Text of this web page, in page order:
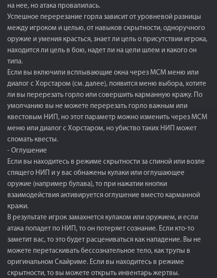
на нее, но атака провалилась.
Успешное перерезание горла зависит от уровневой разницы
между игроком и целью, от навыков скрытности, одноручного
оружие и умения красться, знает ли цель о присутствии игрока,
находится ли цель в бою, надет ли на цели шлем и какого он
типа.
Если вы включили всплывающие окна через МСМ меню или
диалог с Хорстаром (см. далее), появится меню выбора, хотите
ли вы перерезать горло или совершить карманную кражу. По
умолчанию вы не можете перерезать горло важным или
квестовым НИП, но этот параметр можно изменить через МСМ
меню или диалог с Хорстаром, но убиство таких НИП может
сломать квесты.
- Оглушение
Если вы находитесь в режиме скрытности за спиной или возле
спящего НИП и у вас обнажены кулаки или оглушающее
оружие (например булава), то при нажатии кнопки
взаимодействия активируется оглушение вместо карманной
кражи.
В результате игрок замахнется кулаком или оружием, и если
атака попадет по НИП, то он потеряет сознание. Если кто-то
заметит вас, то это будет расцениваться как нападение. Вы не
можете перетаскивать бессознательное тело, как трупы в
оригинальном Скайриме. Если вы находитесь в режиме
скрытности, то вы можете открыть инвентарь жертвы.